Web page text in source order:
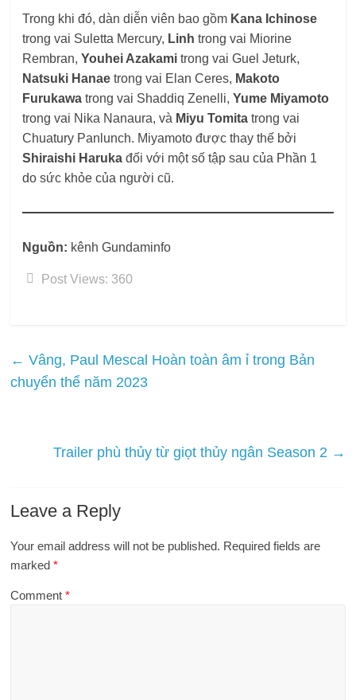
Trong khi đó, dàn diễn viên bao gồm Kana Ichinose
trong vai Suletta Mercury, Linh trong vai Miorine
Rembran,Youhei Azakami trong vai Guel Jeturk,
Natsuki Hanae trong vai Elan Ceres, Makoto
Furukawa trong vai Shaddiq Zenelli,Yume Miyamoto
trong vai Nika Nanaura, và Miyu Tomitatrong vai
Chuatury Panlunch. Miyamoto được thay thế bởi
Shiraishi Harukađối với một số tập sau của Phần 1
do sức khỏe của người cũ.
Nguồn: kênh Gundaminfo
Post Views: 360
← Vâng, Paul Mescal Hoàn toàn âm ỉ trong Bản
chuyển thể năm 2023
Trailer phù thủy từ giọt thủy ngân Season 2 →
Leave a Reply
Your email address will not be published. Required fields are
marked*
Comment*